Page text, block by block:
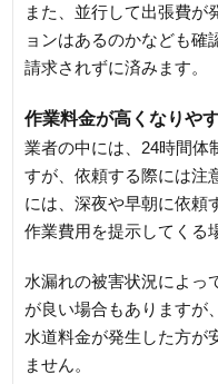
また、並行して出張費が
ョンはあるのかなども確
請求されずに済みます。
作業料金が高くなりや
業者の中には、24時間体
すが、依頼する際には注
には、深夜や早朝に依頼
作業費用を提示してくる
水漏れの被害状況によっ
が良い場合もありますが
水道料金が発生した方が
ません。